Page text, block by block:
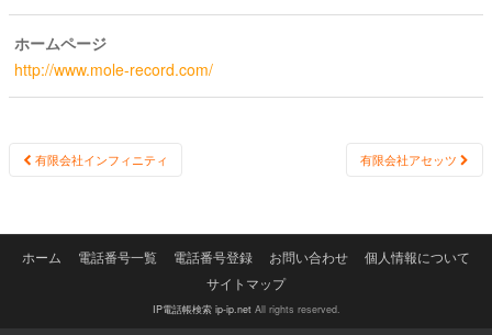
ホームページ
http://www.mole-record.com/
Post
有限会社インフィニティ 有限会社アセッツ
ホーム 電話番号一覧 電話番号登録 お問い合わせ
個人情報について
サイトマップ
IP電話帳検索 ip-ip.netAll rights reserved.